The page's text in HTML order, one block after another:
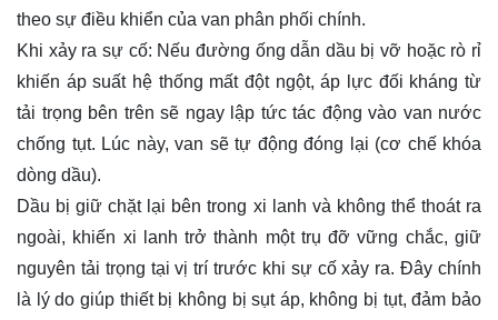
theo sự điều khiển của van phân phối chính.
Khi xảy ra sự cố: Nếu đường ống dẫn dầu bị vỡ hoặc rò rỉ
khiến áp suất hệ thống mất đột ngột, áp lực đối kháng từ
tải trọng bên trên sẽ ngay lập tức tác động vào van nước
chống tụt. Lúc này, van sẽ tự động đóng lại (cơ chế khóa
dòng dầu).
Dầu bị giữ chặt lại bên trong xi lanh và không thể thoát ra
ngoài, khiến xi lanh trở thành một trụ đỡ vững chắc, giữ
nguyên tải trọng tại vị trí trước khi sự cố xảy ra. Đây chính
là lý do giúp thiết bị không bị sụt áp, không bị tụt, đảm bảo